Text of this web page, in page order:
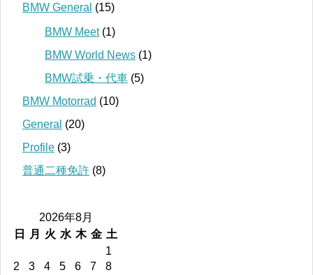
BMW General (15)
BMW Meet(1)
BMW World News (1)
BMW試乗・代車 (5)
BMW Motorrad (10)
General (20)
Profile (3)
普通二種免許 (8)
2026年8月
日
月 火 水 木 金 土
1
2
3 4 5 6 7
8